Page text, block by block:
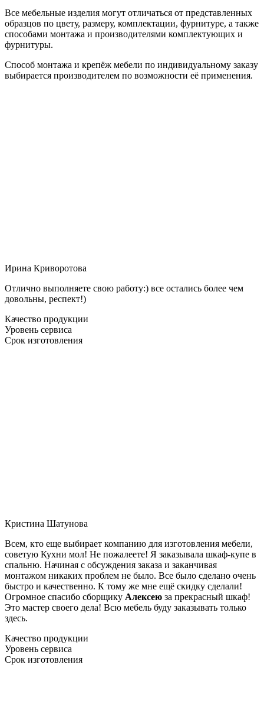
Все мебельные изделия могут отличаться от представленных
образцов по цвету, размеру, комплектации, фурнитуре, а также
способами монтажа и производителями комплектующих и
фурнитуры.
Способ монтажа и крепёж мебели по индивидуальному заказу
выбирается производителем по возможности её применения.
Ирина Криворотова
Отлично выполняете свою работу:) все остались более чем
довольны, респект!)
Качество продукции
Уровень сервиса
Срок изготовления
Кристина Шатунова
Всем, кто еще выбирает компанию для изготовления мебели,
советую Кухни мол! Не пожалеете! Я заказывала шкаф-купе в
спальню. Начиная с обсуждения заказа и заканчивая
монтажом никаких проблем не было. Все было сделано очень
быстро и качественно. К тому же мне ещё скидку сделали!
Огромное спасибо сборщику Алексею за прекрасный шкаф!
Это мастер своего дела! Всю мебель буду заказывать только
здесь.
Качество продукции
Уровень сервиса
Срок изготовления